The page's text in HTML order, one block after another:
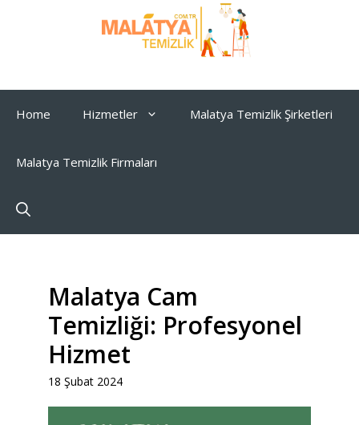
Home Hizmetler Malatya Temizlik Şirketleri
Malatya Temizlik Firmaları
Malatya Cam
Temizliği: Profesyonel
Hizmet
18 Şubat 2024